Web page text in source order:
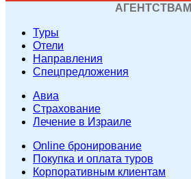
АГЕНТСТВАМ
Туры
Отели
Направления
Спецпредложения
Авиа
Страхование
Лечение в Израиле
Online бронирование
Покупка и оплата туров
Корпоративным клиентам